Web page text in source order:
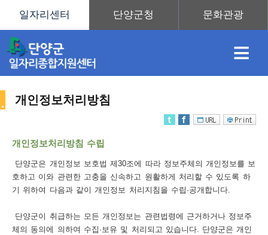
≡
용
정
재
정
업
훈
업
도
터
안
개인정보처리방침
개인정보처리방침 수립
단양군은 개인정보 보호법 제30조에 따라 정보주체의 개인정보를 보
호하고 이와 관련한 고충을 신속하고 원활하게 처리할 수 있도록 하
기 위하여 다음과 같이 개인정보 처리지침을 수립·공개합니다.
단양군이 취급하는 모든 개인정보는 관련법령에 근거하거나 정보주
체의 동의에 의하여 수집·보유 및 처리되고 있습니다. 단양군은 개인
사